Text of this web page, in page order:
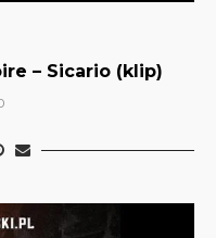
– Sicario (klip)